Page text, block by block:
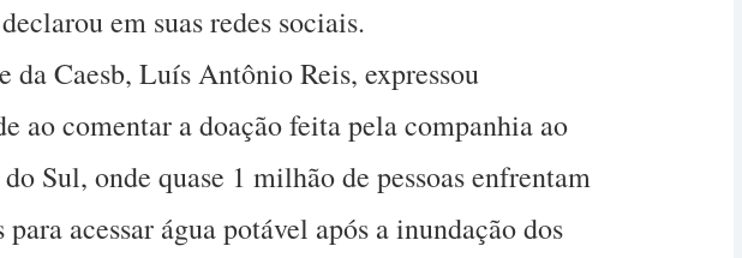
em suas redes sociais.
da Caesb, Luís Antônio Reis, expressou
ao comentar a doação feita pela companhia ao
Sul, onde quase 1 milhão de pessoas enfrentam
acessar água potável após a inundação dos